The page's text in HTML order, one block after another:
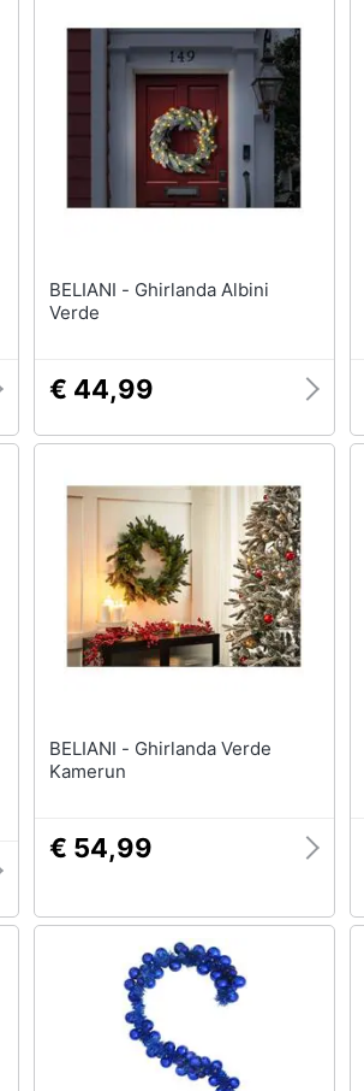
BELIANI - Ghirlanda Albini
Verde
€ 44,99
BELIANI - Ghirlanda Verde
Kamerun
€ 54,99